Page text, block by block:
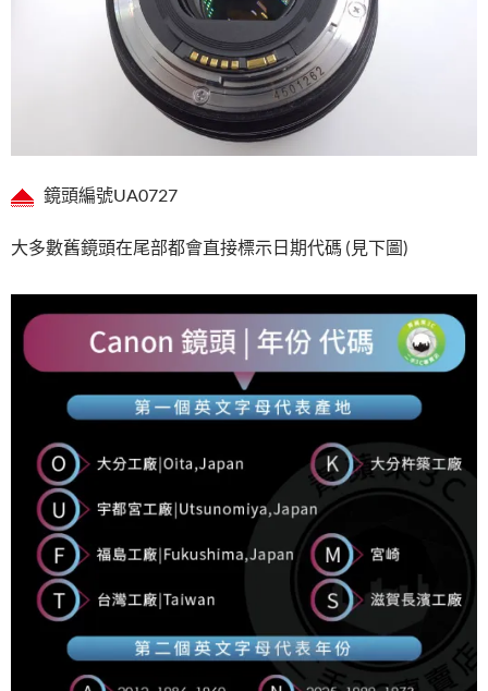
鏡頭編號UA0727
大多數舊鏡頭在尾部都會直接標示日期代碼 (見下圖)